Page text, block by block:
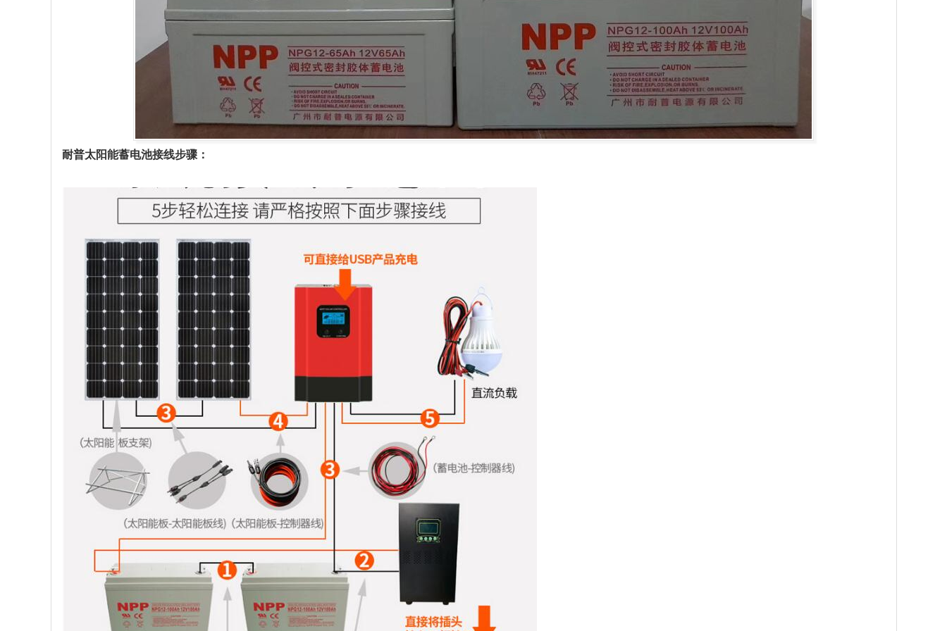
耐普太阳能蓄电池接线步骤：